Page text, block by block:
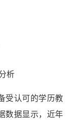
析
受认可的学历教
数据显示，近年